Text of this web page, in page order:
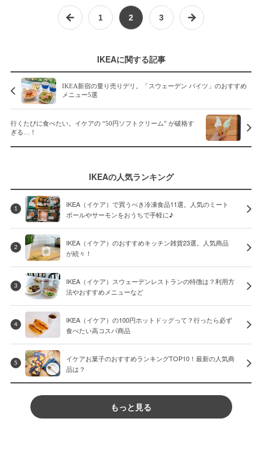
1 2 3
IKEAに関する記事
IKEA新宿の量り売りデリ。「スウェーデン バイツ」のおすすめ
メニュー5選
行くたびに食べたい。イケアの “50円ソフトクリーム” が破格す
ぎる…！
IKEAの人気ランキング
1
IKEA（イケア）で買うべき冷凍食品11選。人気のミート
ボールやサーモンをおうちで手軽に♪
2
IKEA（イケア）のおすすめキッチン雑貨23選。人気商品
が続々！
3
IKEA（イケア）スウェーデンレストランの特徴は？利用方
法やおすすめメニューなど
4
IKEA（イケア）の100円ホットドッグって？行ったら必ず
食べたい高コスパ商品
5
イケアお菓子のおすすめランキングTOP10！最新の人気商
品は？
もっと見る